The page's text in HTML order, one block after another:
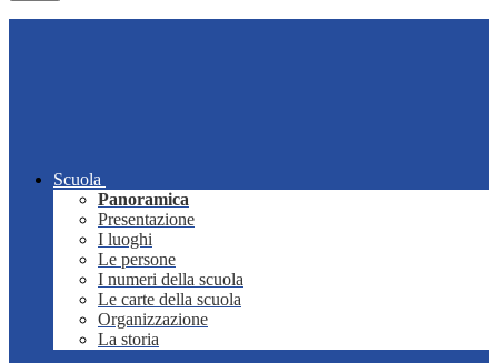
Scuola
Panoramica
Presentazione
I luoghi
Le persone
I numeri della scuola
Le carte della scuola
Organizzazione
La storia